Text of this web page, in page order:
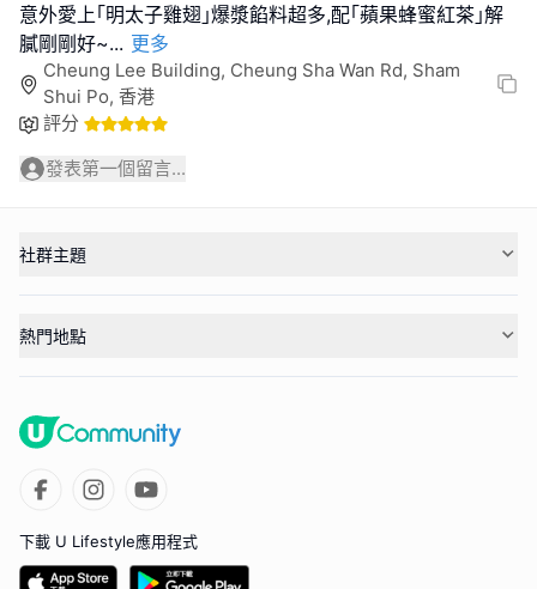
意外愛上｢明太子雞翅｣爆漿餡料超多,配｢蘋果蜂蜜紅茶｣解
膩剛剛好~... 更多
Cheung Lee Building, Cheung Sha Wan Rd, Sham
Shui Po, 香港
評分
發表第一個留言...
社群主題
熱門地點
下載 U Lifestyle應用程式